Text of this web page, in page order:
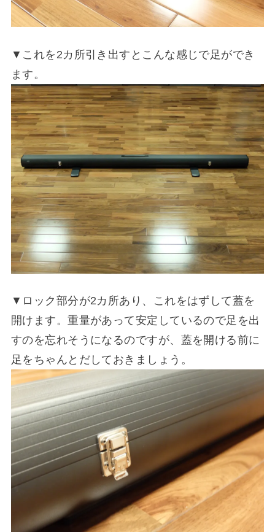
▼これを2カ所引き出すとこんな感じで足ができ
ます。
▼ロック部分が2カ所あり、これをはずして蓋を
開けます。重量があって安定しているので足を出
すのを忘れそうになるのですが、蓋を開ける前に
足をちゃんとだしておきましょう。